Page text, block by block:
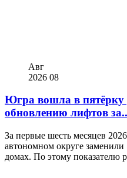
Авг
2026 08
Югра вошла в пятёрку
обновлению лифтов
За первые шесть месяцев
автономном округе
домах. По этому показателю